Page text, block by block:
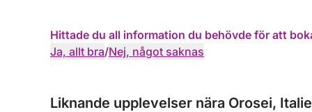
Hittade du all information du behövde för att
Ja, allt bra/Nej, något saknas
Liknande upplevelser nära Orosei,